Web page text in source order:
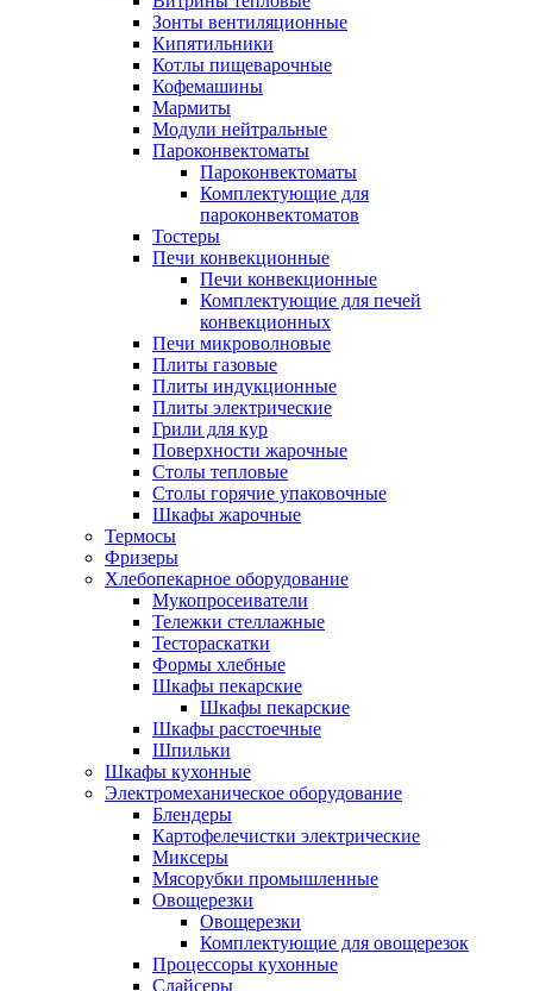
Зонты вентиляционные
Кипятильники
Котлы пищеварочные
Кофемашины
Мармиты
Модули нейтральные
Пароконвектоматы
Пароконвектоматы
Комплектующие для
пароконвектоматов
Тостеры
Печи конвекционные
Печи конвекционные
Комплектующие для печей
конвекционных
Печи микроволновые
Плиты газовые
Плиты индукционные
Плиты электрические
Грили для кур
Поверхности жарочные
Столы тепловые
Столы горячие упаковочные
Шкафы жарочные
Термосы
Фризеры
Хлебопекарное оборудование
Мукопросеиватели
Тележки стеллажные
Тестораскатки
Формы хлебные
Шкафы пекарские
Шкафы пекарские
Шкафы расстоечные
Шпильки
Шкафы кухонные
Электромеханическое оборудование
Блендеры
Картофелечистки электрические
Миксеры
Мясорубки промышленные
Овощерезки
Овощерезки
Комплектующие для овощерезок
Процессоры кухонные
Слайсеры